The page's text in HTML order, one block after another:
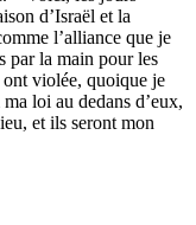
d’Israël et la
l’alliance que je
par la main pour les
violée, quoique je
loi au dedans d’eux,
et ils seront mon